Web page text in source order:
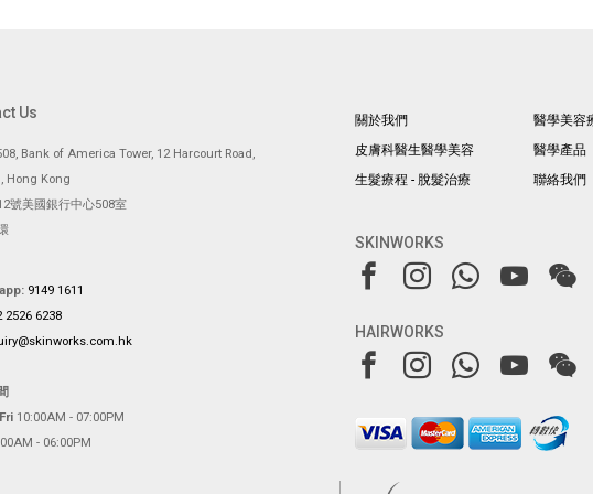
Us
Bank of America Tower, 12 Harcourt Road,
Hong Kong
號美國銀行中心508室
9149 1611
2526 6238
10:00AM - 07:00PM
- 06:00PM
關於我們
皮膚科醫生醫學美容
生髮療程 - 脫髮治療
醫學美容
醫學產品
聯絡我們
SKINWORKS
HAIRWORKS